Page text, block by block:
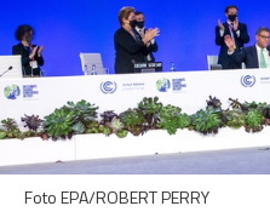
Foto EPA/ROBERT PERRY